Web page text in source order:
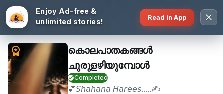
Enjoy Ad-free &
unlimited stories!
Read in App
Aksharathalukal
കൊലപാതകങ്ങൾ
ചുരുളഴിയുമ്പോൾ
Completed
💕𝘚𝘩𝘢𝘩𝘢𝘯𝘢 𝘏𝘢𝘳𝘦𝘦𝘴.....✍️